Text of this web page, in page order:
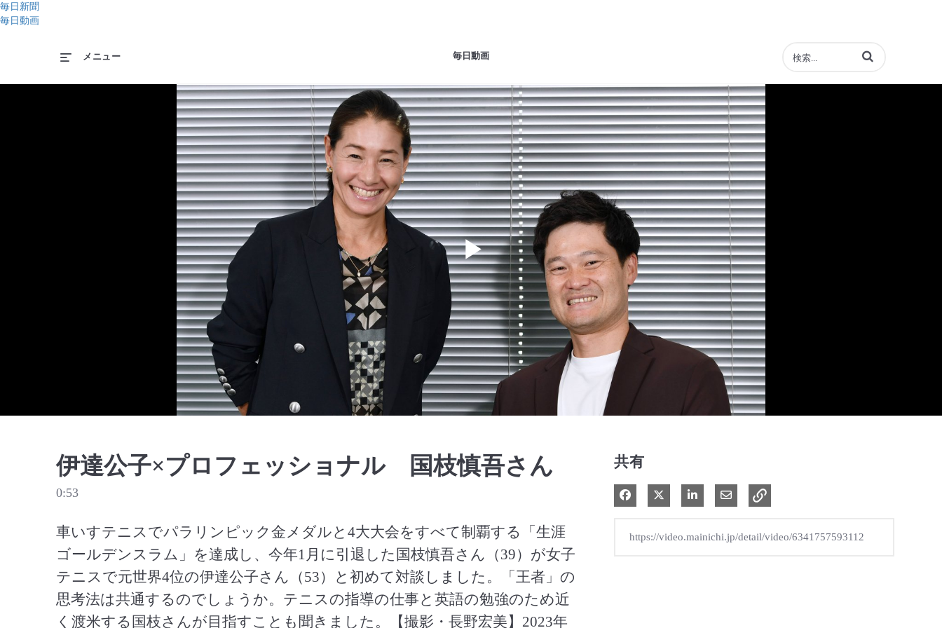
毎日新聞
毎日動画
毎日動画
メニュー 動画の検索語句を入力
Play
Video
伊達公子×プロフェッショナル 国枝慎吾さん
0:53
車いすテニスでパラリンピック金メダルと4大大会をすべて制覇する「生涯
ゴールデンスラム」を達成し、今年1月に引退した国枝慎吾さん（39）が女子
テニスで元世界4位の伊達公子さん（53）と初めて対談しました。「王者」の
思考法は共通するのでしょうか。テニスの指導の仕事と英語の勉強のため近
く渡米する国枝さんが目指すことも聞きました。【撮影・長野宏美】2023年
共有
Facebook で共有
Xで共有する
LinkedIn で共有電子メールで共有